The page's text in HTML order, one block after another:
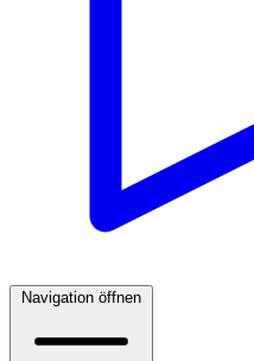
Navigation öffnen